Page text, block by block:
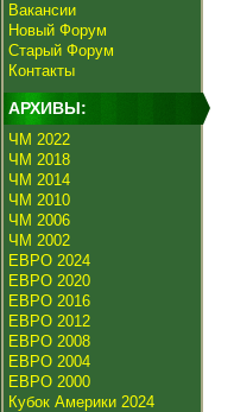
Вакансии
Новый Форум
Старый Форум
Контакты
АРХИВЫ:
ЧМ 2022
ЧМ 2018
ЧМ 2014
ЧМ 2010
ЧМ 2006
ЧМ 2002
ЕВРО 2024
ЕВРО 2020
ЕВРО 2016
ЕВРО 2012
ЕВРО 2008
ЕВРО 2004
ЕВРО 2000
Кубок Америки 2024